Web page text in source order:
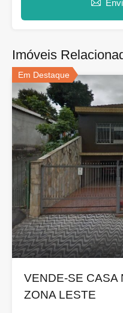
Imóveis
Em Destaque
VENDE-SE CASA
ZONA LESTE